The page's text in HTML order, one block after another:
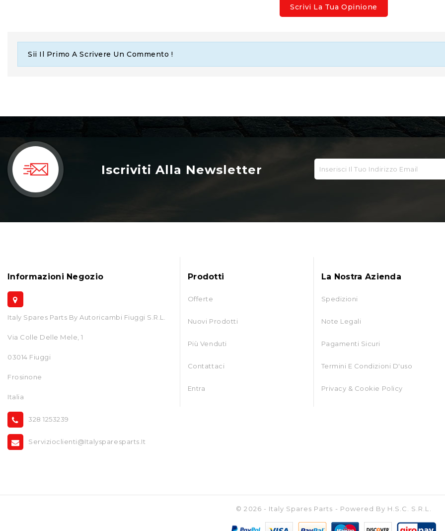
Scrivi La Tua Opinione
Sii Il Primo A Scrivere Un Commento !
Iscriviti Alla Newsletter
Informazioni Negozio
Italy Spares Parts By Autoricambi Fiuggi S.r.l.
Via Colle Delle Mele, 1
03014 Fiuggi
Frosinone
Italia
328 1253239
Servizioclienti@italysparesparts.it
Prodotti
Offerte
Nuovi Prodotti
Più Venduti
Contattaci
Entra
La Nostra Azienda
Spedizioni
Note Legali
Pagamenti Sicuri
Termini E Condizioni D'uso
Privacy & Cookie Policy
© 2026 - Italy Spares Parts - Powered By H.S.C. S.r.l.